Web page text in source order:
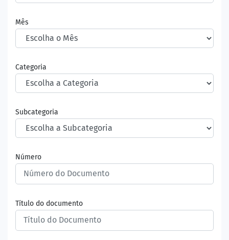
Mês
Categoria
Subcategoria
Número
Título do documento